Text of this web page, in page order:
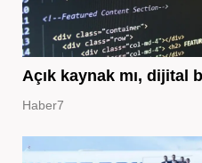
Açık kaynak mı, dijital
Haber7